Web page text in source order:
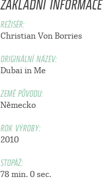
REŽISÉR:
Christian Von Borries
ORIGINÁLNÍ NÁZEV:
Dubai in Me
ZEMĚ PŮVODU:
Německo
ROK VÝROBY:
2010
STOPÁŽ:
78 min. 0 sec.